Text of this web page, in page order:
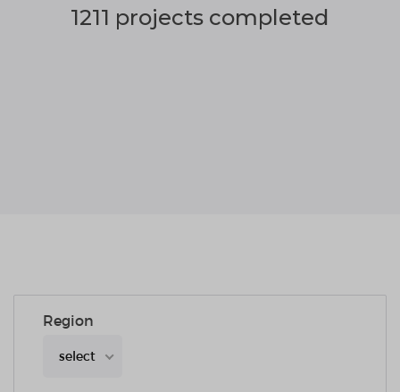
1211 projects completed
Region
select